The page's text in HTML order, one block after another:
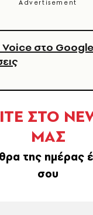
στο
ΣΤΟ
ΜΑΣ
της ημέρας
σου